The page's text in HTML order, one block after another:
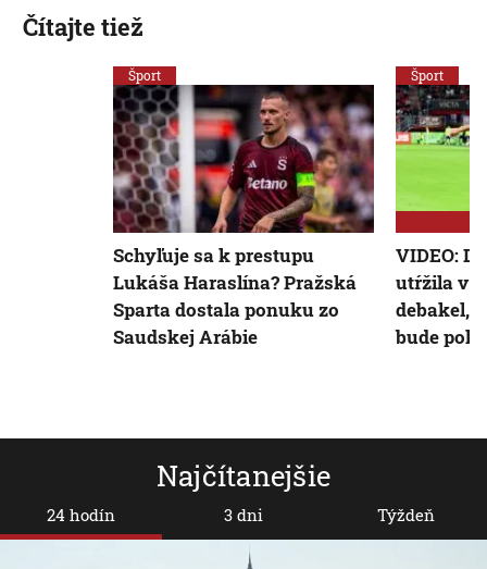
Najčítanejšie
24 hodín 3 dni Týždeň
Čítajte tiež
Šport
Schyľuje sa k prestupu
Lukáša Haraslína? Pražská
Sparta dostala ponuku zo
Saudskej Arábie
Šport
VIDEO:
utŕžila v
debakel,
bude